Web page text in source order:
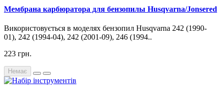
Мембрана карбюратора для бензопилы Husqvarna/Jonsered
Використовується в моделях бензопил Husqvarna 242 (1990-
01), 242 (1994-04), 242 (2001-09), 246 (1994..
223 грн.
Немає